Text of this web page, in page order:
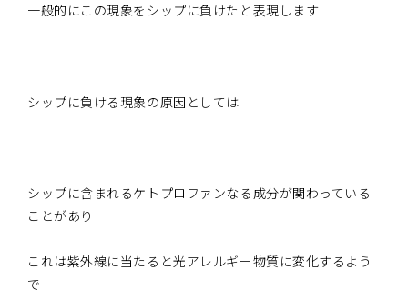
一般的にこの現象をシップに負けたと表現します
シップに負ける現象の原因としては
シップに含まれるケトプロファンなる成分が関わっている
ことがあり
これは紫外線に当たると光アレルギー物質に変化するよう
で